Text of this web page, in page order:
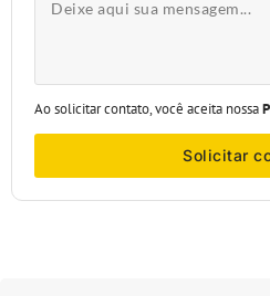
Ao solicitar contato, você aceita nossa
Solicitar